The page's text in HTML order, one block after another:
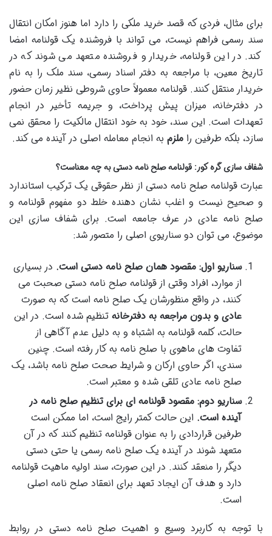
برای مثال، فردی که قصد خرید ملکی را دارد اما هنوز امکان انتقال
سند رسمی فراهم نیست، می تواند با فروشنده یک قولنامه امضا
کند. در این قولنامه، خریدار و فروشنده متعهد می شوند که در
تاریخ معین، با مراجعه به دفتر اسناد رسمی، سند ملک را به نام
خریدار منتقل کنند. قولنامه معمولاً حاوی شروطی نظیر زمان حضور
در دفترخانه، میزان پیش پرداخت، و جریمه تأخیر در انجام
تعهدات است. این سند، خود به خود انتقال مالکیت را محقق نمی
سازد، بلکه طرفین را ملزم به انجام معامله اصلی در آینده می کند.
شفاف سازی گره کور: قولنامه صلح نامه دستی به چه معناست؟
عبارت قولنامه صلح نامه دستی از نظر حقوقی یک ترکیب استاندارد
و صحیح نیست و اغلب نشان دهنده خلط دو مفهوم قولنامه و
صلح نامه عادی در عرف جامعه است. برای شفاف سازی این
موضوع، می توان دو سناریوی اصلی را متصور شد:
سناریو اول: مقصود همان صلح نامه دستی است. در بسیاری
از موارد، افراد وقتی از قولنامه صلح نامه دستی صحبت می
کنند، در واقع منظورشان یک صلح نامه است که به صورت
عادی و بدون مراجعه به دفترخانه تنظیم شده است. در این
حالت، کلمه قولنامه به اشتباه و به دلیل عدم آگاهی از
تفاوت های ماهوی با صلح نامه به کار رفته است. چنین
سندی، اگر حاوی ارکان و شرایط صحت صلح نامه باشد، یک
صلح نامه عادی تلقی شده و معتبر است.
سناریو دوم: مقصود قولنامه ای برای تنظیم صلح نامه در
آینده است. این حالت کمتر رایج است، اما ممکن است
طرفین قراردادی را به عنوان قولنامه تنظیم کنند که در آن
متعهد شوند در آینده یک صلح نامه رسمی یا حتی دستی
دیگر را منعقد کنند. در این صورت، سند اولیه ماهیت قولنامه
دارد و هدف آن ایجاد تعهد برای انعقاد صلح نامه اصلی
است.
با توجه به کاربرد وسیع و اهمیت صلح نامه دستی در روابط